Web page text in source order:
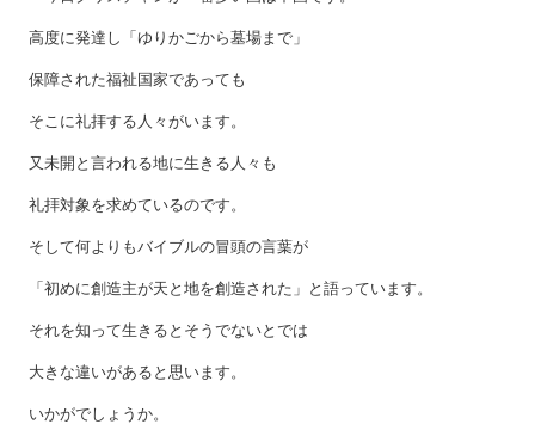
高度に発達し「ゆりかごから墓場まで」
保障された福祉国家であっても
そこに礼拝する人々がいます。
又未開と言われる地に生きる人々も
礼拝対象を求めているのです。
そして何よりもバイブルの冒頭の言葉が
「初めに創造主が天と地を創造された」と語っています。
それを知って生きるとそうでないとでは
大きな違いがあると思います。
いかがでしょうか。